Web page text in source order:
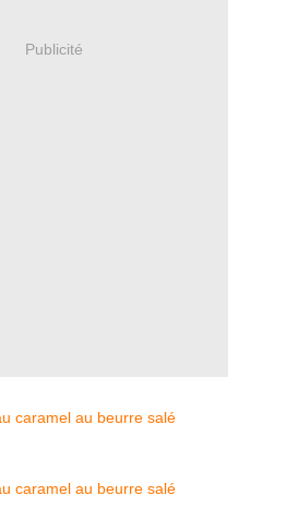
Publicité